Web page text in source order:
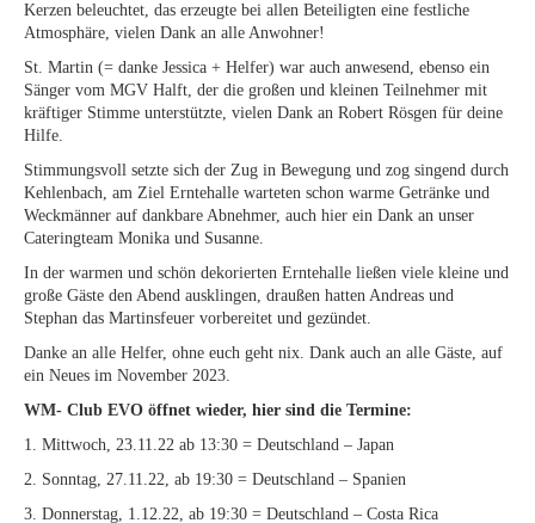
Kerzen beleuchtet, das erzeugte bei allen Beteiligten eine festliche
Atmosphäre, vielen Dank an alle Anwohner!
St. Martin (= danke Jessica + Helfer) war auch anwesend, ebenso ein
Sänger vom MGV Halft, der die großen und kleinen Teilnehmer mit
kräftiger Stimme unterstützte, vielen Dank an Robert Rösgen für deine
Hilfe.
Stimmungsvoll setzte sich der Zug in Bewegung und zog singend durch
Kehlenbach, am Ziel Erntehalle warteten schon warme Getränke und
Weckmänner auf dankbare Abnehmer, auch hier ein Dank an unser
Cateringteam Monika und Susanne.
In der warmen und schön dekorierten Erntehalle ließen viele kleine und
große Gäste den Abend ausklingen, draußen hatten Andreas und
Stephan das Martinsfeuer vorbereitet und gezündet.
Danke an alle Helfer, ohne euch geht nix. Dank auch an alle Gäste, auf
ein Neues im November 2023.
WM- Club EVO öffnet wieder, hier sind die Termine:
1. Mittwoch, 23.11.22 ab 13:30 = Deutschland – Japan
2. Sonntag, 27.11.22, ab 19:30 = Deutschland – Spanien
3. Donnerstag, 1.12.22, ab 19:30 = Deutschland – Costa Rica